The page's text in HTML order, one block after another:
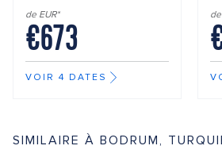
de EUR*
€673
VOIR 4 DATES
SIMILAIRE À BODRUM,